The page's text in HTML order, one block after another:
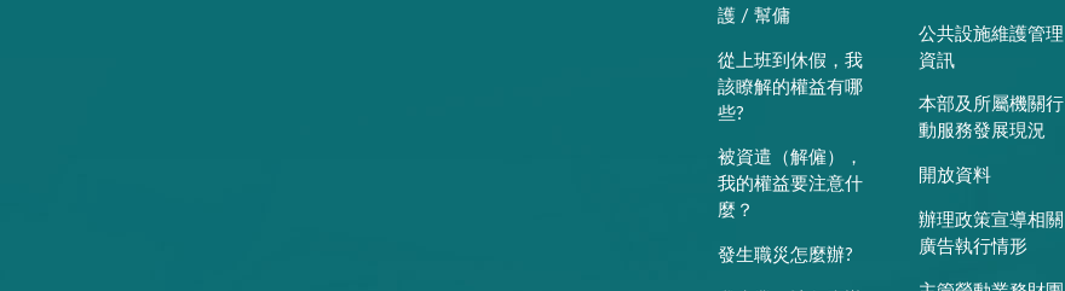
護 / 幫傭
從上班到休假，我
該瞭解的權益有哪
些?
被資遣（解僱），
我的權益要注意什
麼？
發生職災怎麼辦?
公共設施維護管理
資訊
本部及所屬機關行
動服務發展現況
開放資料
辦理政策宣導相關
廣告執行情形